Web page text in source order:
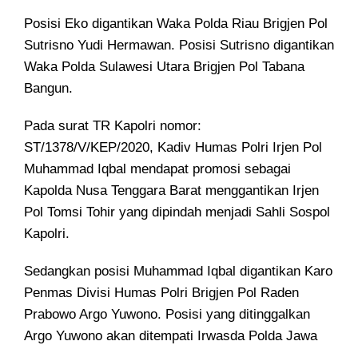
Posisi Eko digantikan Waka Polda Riau Brigjen Pol
Sutrisno Yudi Hermawan. Posisi Sutrisno digantikan
Waka Polda Sulawesi Utara Brigjen Pol Tabana
Bangun.
Pada surat TR Kapolri nomor:
ST/1378/V/KEP/2020, Kadiv Humas Polri Irjen Pol
Muhammad Iqbal mendapat promosi sebagai
Kapolda Nusa Tenggara Barat menggantikan Irjen
Pol Tomsi Tohir yang dipindah menjadi Sahli Sospol
Kapolri.
Sedangkan posisi Muhammad Iqbal digantikan Karo
Penmas Divisi Humas Polri Brigjen Pol Raden
Prabowo Argo Yuwono. Posisi yang ditinggalkan
Argo Yuwono akan ditempati Irwasda Polda Jawa